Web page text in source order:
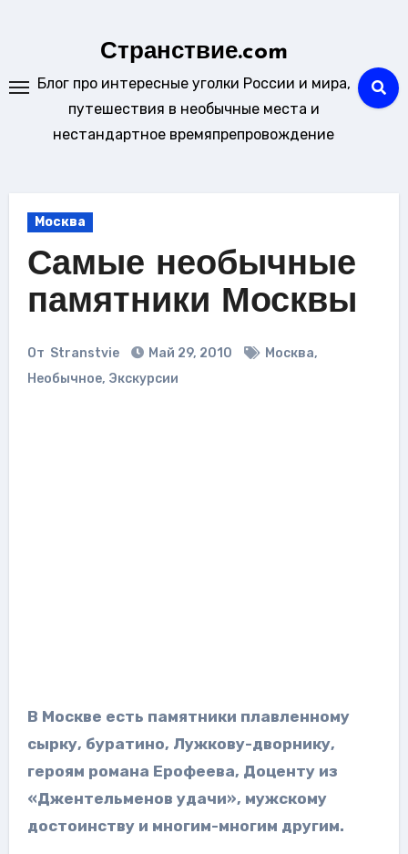
Странствие.com
Блог про интересные уголки России и мира,
путешествия в необычные места и
нестандартное времяпрепровождение
Москва
Самые необычные
памятники Москвы
От Stranstvie Май 29, 2010 Москва,
Необычное, Экскурсии
В Москве есть памятники плавленному
сырку, буратино, Лужкову-дворнику,
героям романа Ерофеева, Доценту из
«Джентельменов удачи», мужскому
достоинству и многим-многим другим.